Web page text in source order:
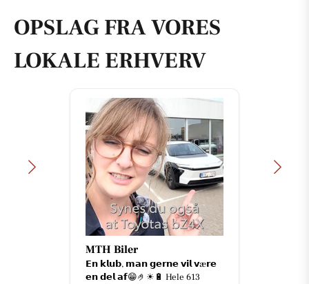
OPSLAG FRA VORES
LOKALE ERHVERV
MTH Biler
𝗘𝗻 𝗸𝗹𝘂𝗯, 𝗺𝗮𝗻 𝗴𝗲𝗿𝗻𝗲 𝘃𝗶𝗹 𝘃æ𝗿𝗲
𝗲𝗻 𝗱𝗲𝗹 𝗮𝗳😁🤌☀🔋 Hele 613